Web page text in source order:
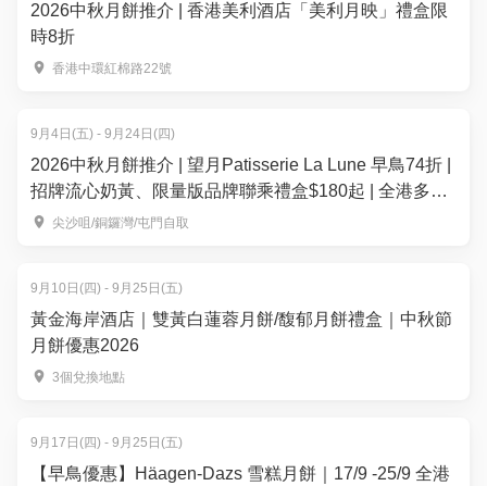
2026中秋月餅推介 | 香港美利酒店「美利月映」禮盒限
時8折
香港中環紅棉路22號
9月4日(五) - 9月24日(四)
2026中秋月餅推介 | 望月Patisserie La Lune 早鳥74折 |
招牌流心奶黃、限量版品牌聯乘禮盒$180起 | 全港多區
便利換領
尖沙咀/銅鑼灣/屯門自取
9月10日(四) - 9月25日(五)
黃金海岸酒店｜雙黃白蓮蓉月餅/馥郁月餅禮盒｜中秋節
月餅優惠2026
3個兌換地點
9月17日(四) - 9月25日(五)
【早鳥優惠】Häagen-Dazs 雪糕月餅｜17/9 -25/9 全港